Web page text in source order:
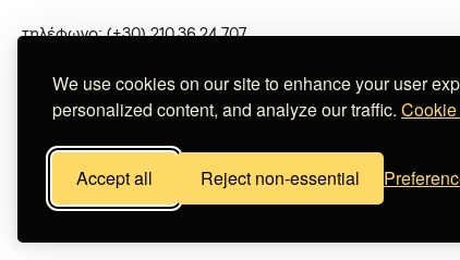
We use cookies on our site to enhance your user
personalized content, and analyze our traffic.
Accept all Reject non-essential
τηλέφωνο: (+30) 210 36 24 707
Copyright 2026 The Meet Market